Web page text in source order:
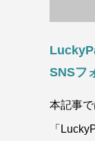
SNSフ
本記事
「